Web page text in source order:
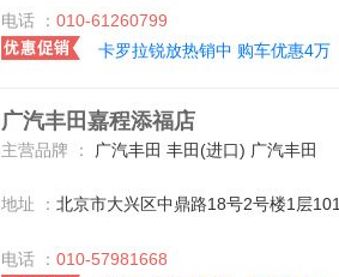
电话 ： 010-61260799
卡罗拉锐放热销中 购车优惠4万
广汽丰田嘉程添福店
主营品牌 ： 广汽丰田 丰田(进口) 广汽丰田
地址 ： 北京市大兴区中鼎路18号2号楼1层101
电话 ： 010-57981668